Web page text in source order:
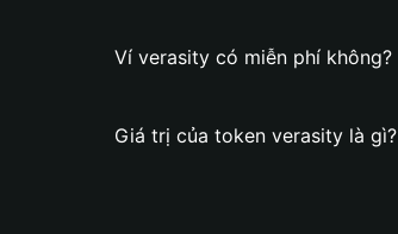
Ví verasity có miễn phí không?
Giá trị của token verasity là gì?